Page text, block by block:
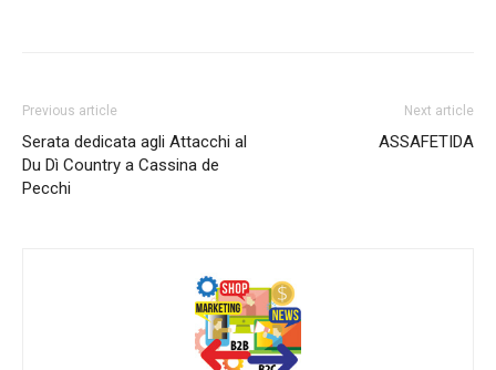
Previous article
Serata dedicata agli Attacchi al
Du Dì Country a Cassina de
Pecchi
Next article
ASSAFETIDA